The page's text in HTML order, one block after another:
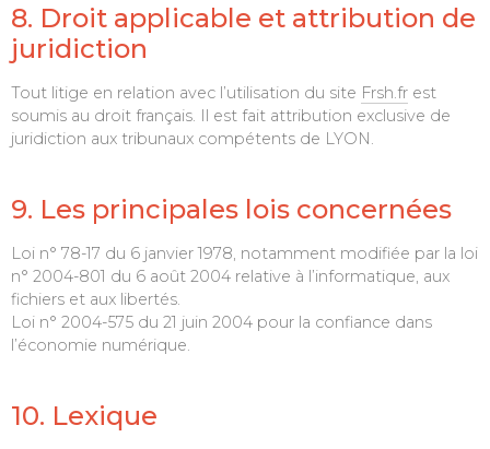
8. Droit applicable et attribution de
juridiction
Tout litige en relation avec l’utilisation du site Frsh.fr est
soumis au droit français. Il est fait attribution exclusive de
juridiction aux tribunaux compétents de LYON.
9. Les principales lois concernées
Loi n° 78-17 du 6 janvier 1978, notamment modifiée par la loi
n° 2004-801 du 6 août 2004 relative à l’informatique, aux
fichiers et aux libertés.
Loi n° 2004-575 du 21 juin 2004 pour la confiance dans
l’économie numérique.
10. Lexique